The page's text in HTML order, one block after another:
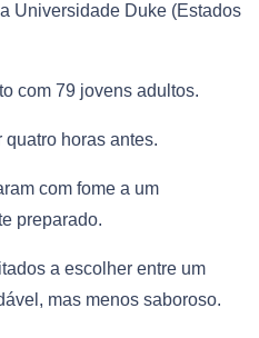
Universidade Duke (Estados
com 79 jovens adultos.
horas antes.
com fome a um
preparado.
a escolher entre um
mas menos saboroso.